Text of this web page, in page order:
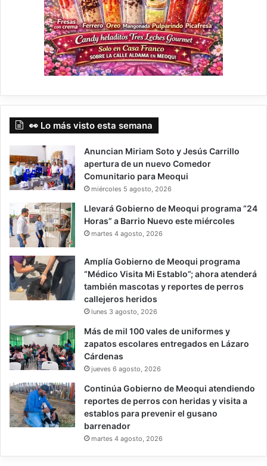
👀 Lo más visto esta semana
Anuncian Miriam Soto y Jesús Carrillo
apertura de un nuevo Comedor
Comunitario para Meoqui
miércoles 5 agosto, 2026
Llevará Gobierno de Meoqui programa “24
Horas” a Barrio Nuevo este miércoles
martes 4 agosto, 2026
Amplía Gobierno de Meoqui programa
“Médico Visita Mi Establo”; ahora atenderá
también mascotas y reportes de perros
callejeros heridos
lunes 3 agosto, 2026
Más de mil 100 vales de uniformes y
zapatos escolares entregados en Lázaro
Cárdenas
jueves 6 agosto, 2026
Continúa Gobierno de Meoqui atendiendo
reportes de perros con heridas y visita a
establos para prevenir el gusano
barrenador
martes 4 agosto, 2026